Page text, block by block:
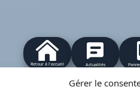
Gérer le
Retour à l'accueil Actualités